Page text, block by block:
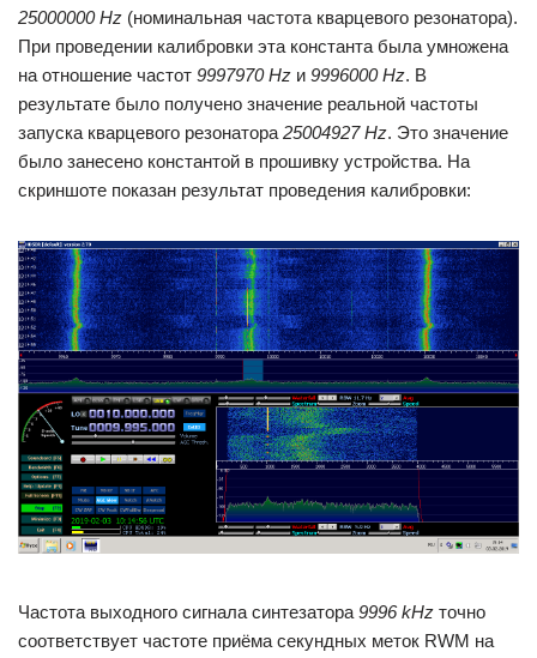
25000000 Hz (номинальная частота кварцевого резонатора).
При проведении калибровки эта константа была умножена
на отношение частот 9997970 Hz и 9996000 Hz. В
результате было получено значение реальной частоты
запуска кварцевого резонатора 25004927 Hz. Это значение
было занесено константой в прошивку устройства. На
скриншоте показан результат проведения калибровки:
Частота выходного сигнала синтезатора 9996 kHz точно
соответствует частоте приёма секундных меток RWM на